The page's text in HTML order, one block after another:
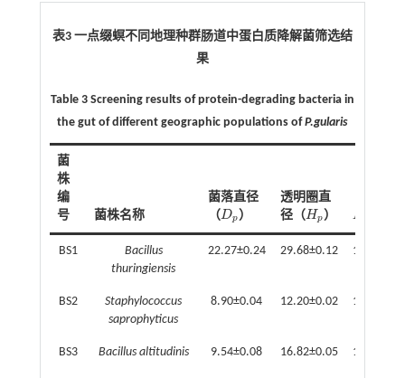
表3 一点缀螟不同地理种群肠道中蛋白质降解菌筛选结
果
Table 3 Screening results of protein-degrading bacteria in
the gut of different geographic populations ofP.gularis
菌
株
编
号
菌株名称
菌落直径
（Dp
Dp ）
透明圈直
径（Hp
Hp ） H
H
BS1
Bacillus
thuringiensis
22.27±0.24 29.68±0.12 1.33±0.01
BS2
Staphylococcus
saprophyticus
8.90±0.04 12.20±0.02 1.37±0.01
BS3 Bacillus altitudinis 9.54±0.08 16.82±0.05 1.76±0.01